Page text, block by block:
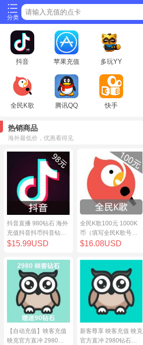
分类
请输入充值的点卡
抖音 苹果充值 多玩YY
全民K歌 腾讯QQ 快手
热销商品
海外最低价，优惠看得见
抖音直播 980钻石 海外
充值抖音抖币抖音钻98
元
$15.99USD
全民K歌100元 1000K
币（填写全民K歌号充
值）
$16.08USD
【自动充值】映客充值
映克官方直冲 2980钻
新客尊享 映客充值 映克
官方直冲 2980钻石